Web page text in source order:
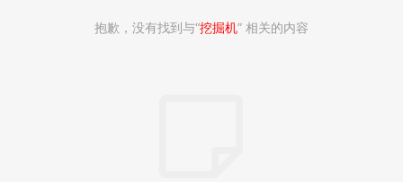
抱歉，没有找到与“挖掘机” 相关的内容